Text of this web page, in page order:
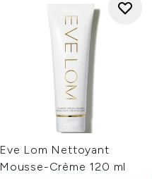
Eve Lom Nettoyant
Mousse-Crème 120 ml